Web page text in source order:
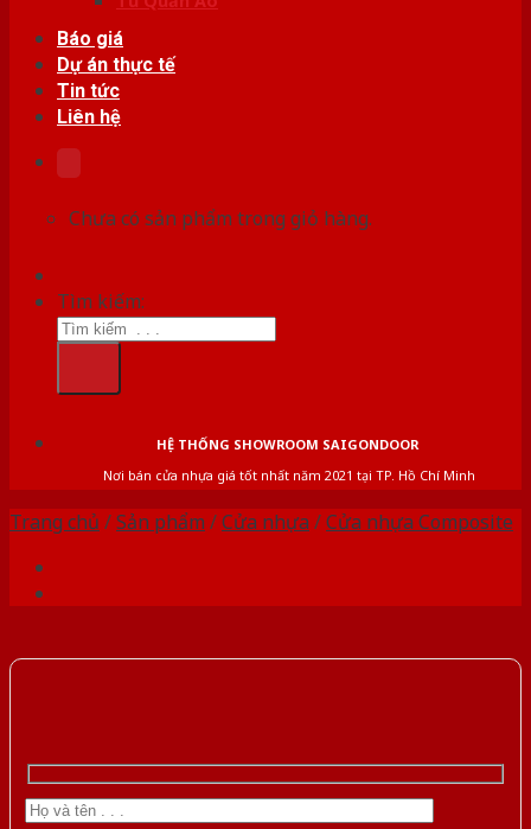
Báo giá
Dự án thực tế
Tin tức
Liên hệ
Chưa có sản phẩm trong giỏ hàng.
Tìm kiếm:
HỆ THỐNG SHOWROOM SAIGONDOOR
Nơi bán cửa nhựa giá tốt nhất năm 2021 tại TP. Hồ Chí Minh
Trang chủ /Sản phẩm /Cửa nhựa /Cửa nhựa Composite